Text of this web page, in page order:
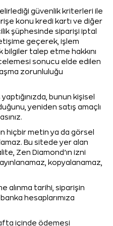
güvenlik kriterleri ile
konu kredi kartı ve diğer
şüphesinde siparişi iptal
geçerek, işlem
bilgiler talep etme hakkını
sonucu elde edilen
zorunluluğu
bunun kişisel
yeniden satış amaçlı
hiçbir metin ya da görsel
Bu sitede yer alan
Zen Diamond’ın izni
kopyalanamaz,
alınma tarihi, siparişin
hesaplarımıza
içinde ödemesi